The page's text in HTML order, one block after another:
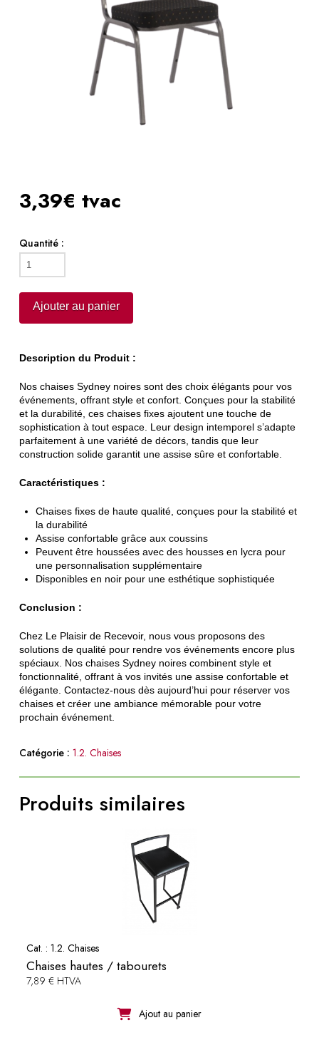
3,39€ tvac
Quantité :
quantité
de
Chaise
fixe
Ajouter au panier
Description du Produit :
Nos chaises Sydney noires sont des choix élégants pour vos
événements, offrant style et confort. Conçues pour la stabilité
et la durabilité, ces chaises fixes ajoutent une touche de
sophistication à tout espace. Leur design intemporel s’adapte
parfaitement à une variété de décors, tandis que leur
construction solide garantit une assise sûre et confortable.
Caractéristiques :
Chaises fixes de haute qualité, conçues pour la stabilité et
la durabilité
Assise confortable grâce aux coussins
Peuvent être houssées avec des housses en lycra pour
une personnalisation supplémentaire
Disponibles en noir pour une esthétique sophistiquée
Conclusion :
Chez Le Plaisir de Recevoir, nous vous proposons des
solutions de qualité pour rendre vos événements encore plus
spéciaux. Nos chaises Sydney noires combinent style et
fonctionnalité, offrant à vos invités une assise confortable et
élégante. Contactez-nous dès aujourd’hui pour réserver vos
chaises et créer une ambiance mémorable pour votre
prochain événement.
Catégorie : 1.2. Chaises
Produits similaires
Cat. : 1.2. Chaises
Chaises hautes / tabourets
7,89 € HTVA
Ajout au panier